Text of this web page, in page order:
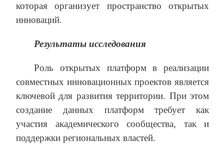
которая организует пространство открытых
инноваций.
Результаты исследования
Роль открытых платформ в реализации
совместных инновационных проектов является
ключевой для развития территории. При этом
создание данных платформ требует как
участия академического сообщества, так и
поддержки региональных властей.